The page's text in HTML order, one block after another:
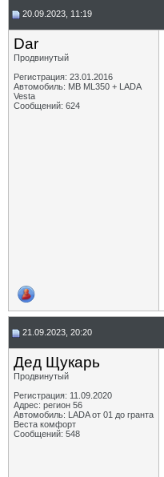
20.09.2023, 11:19
Dar
Продвинутый
Регистрация: 23.01.2016
Автомобиль: MB ML350 + LADA
Vesta
Сообщений: 624
21.09.2023, 20:20
Дед Щукарь
Продвинутый
Регистрация: 11.09.2020
Адрес: регион 56
Автомобиль: LADA от 01 до гранта
Веста комфорт
Сообщений: 548